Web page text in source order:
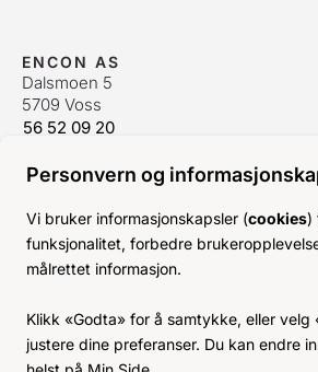
Personvern og
Vi bruker informasjonskapsler (cookies)
funksjonalitet, forbedre
målrettet informasjon.
Klikk «Godta» for å samtykke, eller velg
justere dine preferanser. Du kan endre
ENCON AS
Dalsmoen 5
5709 Voss
56 52 09 20
ÅPNINGSTIDER ORDREKONTOR
Man-Fre:08–16
Lør-Søn: Stengt
Helligdager: Stengt
KJØPSVILKÅR
BLI KUNDE